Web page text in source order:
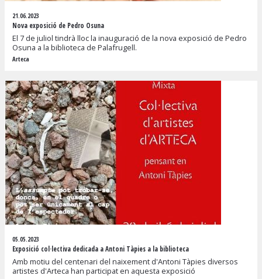
21.06.2023
Nova exposició de Pedro Osuna
El 7 de juliol tindrà lloc la inauguració de la nova exposició de Pedro
Osuna a la biblioteca de Palafrugell.
Arteca
05.05.2023
Exposició col·lectiva dedicada a Antoni Tàpies a la biblioteca
Amb motiu del centenari del naixement d'Antoni Tàpies diversos
artistes d'Arteca han participat en aquesta exposició